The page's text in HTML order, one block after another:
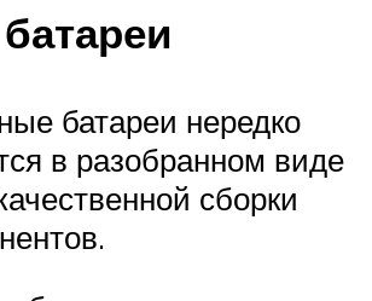
батареи нередко
в разобранном виде
сборки